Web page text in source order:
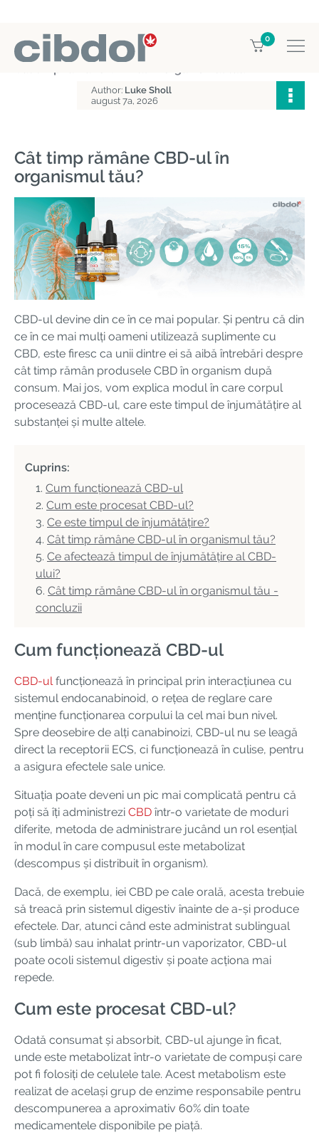
0
Home
Enciclopedia CBD
Author: Luke Sholl
august 7a, 2026
Cât timp rămâne CBD-ul în
organismul tău?
CBD-ul devine din ce în ce mai popular. Și pentru că din
ce în ce mai mulți oameni utilizează suplimente cu
CBD, este firesc ca unii dintre ei să aibă întrebări despre
cât timp rămân produsele CBD în organism după
consum. Mai jos, vom explica modul în care corpul
procesează CBD-ul, care este timpul de înjumătățire al
substanței și multe altele.
Cuprins:
Cum funcționează CBD-ul
Cum este procesat CBD-ul?
Ce este timpul de înjumătățire?
Cât timp rămâne CBD-ul în organismul tău?
Ce afectează timpul de înjumătățire al CBD-
ului?
Cât timp rămâne CBD-ul în organismul tău -
concluzii
Cum funcționează CBD-ul
CBD-ulfuncționează în principal prin interacțiunea cu
sistemul endocanabinoid, o rețea de reglare care
menține funcționarea corpului la cel mai bun nivel.
Spre deosebire de alți canabinoizi, CBD-ul nu se leagă
direct la receptorii ECS, ci funcționează în culise, pentru
a asigura efectele sale unice.
Situația poate deveni un pic mai complicată pentru că
poți să îți administrezi CBD într-o varietate de moduri
diferite, metoda de administrare jucând un rol esențial
în modul în care compusul este metabolizat
(descompus și distribuit în organism).
Dacă, de exemplu, iei CBD pe cale orală, acesta trebuie
să treacă prin sistemul digestiv înainte de a-și produce
efectele. Dar, atunci când este administrat sublingual
(sub limbă) sau inhalat printr-un vaporizator, CBD-ul
poate ocoli sistemul digestiv și poate acționa mai
repede.
Cum este procesat CBD-ul?
Odată consumat și absorbit, CBD-ul ajunge în ficat,
unde este metabolizat într-o varietate de compuși care
pot fi folosiți de celulele tale. Acest metabolism este
realizat de același grup de enzime responsabile pentru
descompunerea a aproximativ 60% din toate
medicamentele disponibile pe piață.